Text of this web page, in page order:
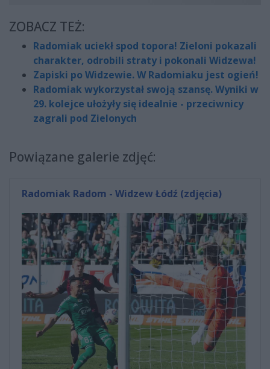
ZOBACZ TEŻ:
Radomiak uciekł spod topora! Zieloni pokazali
charakter, odrobili straty i pokonali Widzewa!
Zapiski po Widzewie. W Radomiaku jest ogień!
Radomiak wykorzystał swoją szansę. Wyniki w
29. kolejce ułożyły się idealnie - przeciwnicy
zagrali pod Zielonych
Powiązane galerie zdjęć:
Radomiak Radom - Widzew Łódź (zdjęcia)